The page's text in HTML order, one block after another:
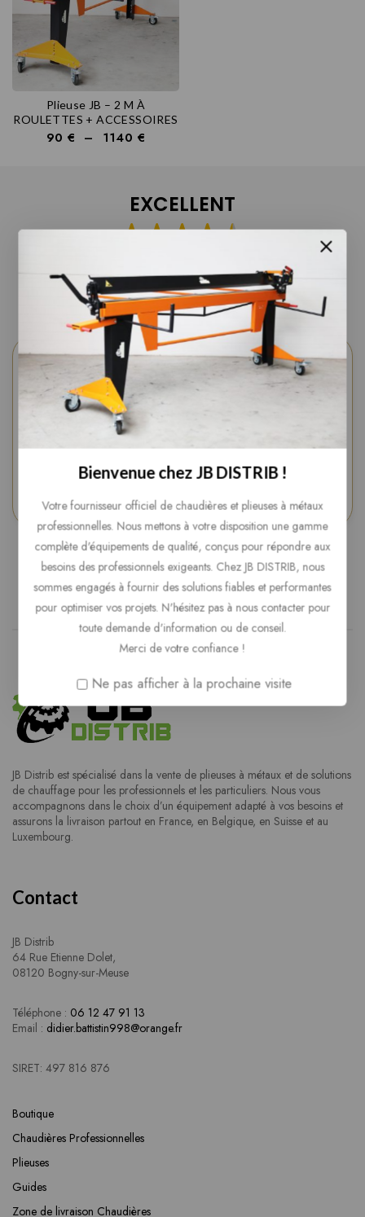
Plieuse JB – 2 M À
ROULETTES + ACCESSOIRES
90€ – 1140 €
EXCELLENT
abdoulaye mbodji
il y a 5 mois
Cet utilisateur a uniquement laissé une
Certifié par: Trustindex
JB Distrib est spécialisé dans la vente de plieuses à métaux et de solutions
de chauffage pour les professionnels et les particuliers. Nous vous
accompagnons dans le choix d’un équipement adapté à vos besoins et
assurons la livraison partout en France, en Belgique, en Suisse et au
Luxembourg.
Contact
JB Distrib
64 Rue Etienne Dolet,
08120 Bogny-sur-Meuse
Téléphone : 06 12 47 91 13
Email : didier.battistin998@orange.fr
SIRET: 497 816 876
Boutique
Chaudières Professionnelles
Plieuses
Guides
Zone de livraison Chaudières
Bienvenue chez JB DISTRIB !
Votre fournisseur officiel de chaudières et plieuses à métaux
professionnelles. Nous mettons à votre disposition une gamme
complète d'équipements de qualité, conçus pour répondre aux
besoins des professionnels exigeants. Chez JB DISTRIB, nous
sommes engagés à fournir des solutions fiables et performantes
pour optimiser vos projets. N'hésitez pas à nous contacter pour
toute demande d'information ou de conseil.
Merci de votre confiance !
Ne pas afficher à la prochaine visite